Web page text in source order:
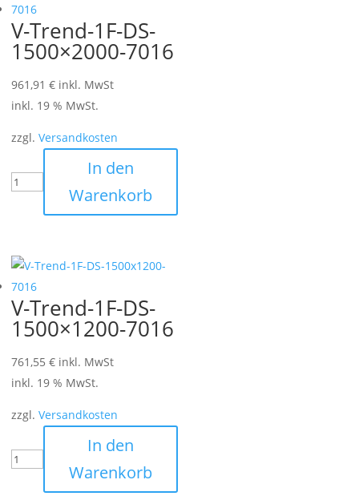
V-Trend-1F-DS-
1500×2000-7016
961,91 € inkl. MwSt
inkl. 19 % MwSt.
zzgl. Versandkosten
In den
Warenkorb
V-Trend-1F-DS-
1500×1200-7016
761,55 € inkl. MwSt
inkl. 19 % MwSt.
zzgl. Versandkosten
In den
Warenkorb